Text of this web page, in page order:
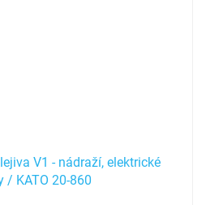
V1 - nádraží, elektrické
/ KATO 20-860